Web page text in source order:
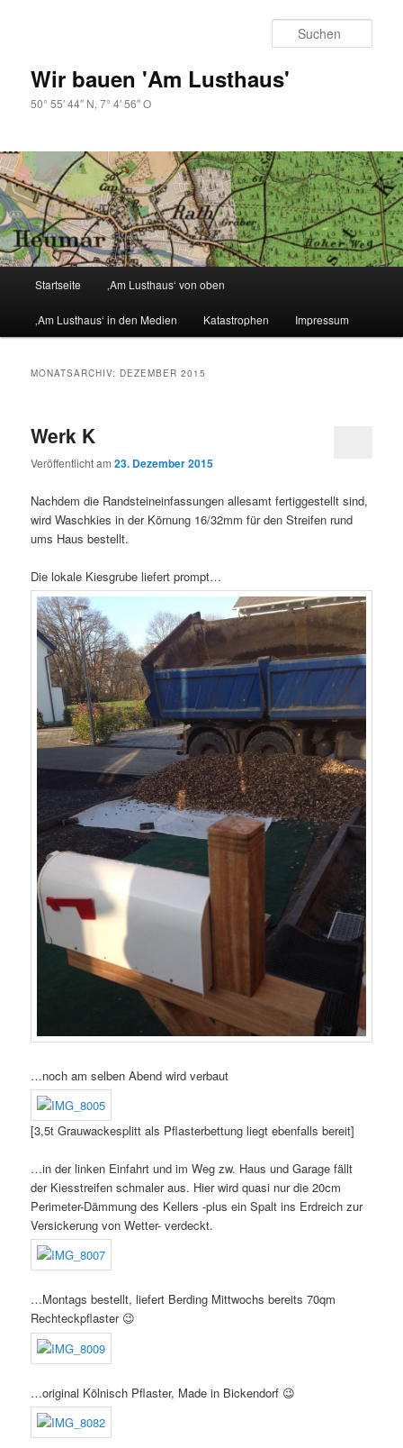
Wir bauen 'Am Lusthaus'
50° 55′ 44″ N, 7° 4′ 56″ O
Startseite ‚Am Lusthaus‘ von oben
‚Am Lusthaus‘ in den Medien Katastrophen Impressum
MONATSARCHIV: DEZEMBER 2015
Werk K
Veröffentlicht am23. Dezember 2015
Nachdem die Randsteineinfassungen allesamt fertiggestellt sind,
wird Waschkies in der Körnung 16/32mm für den Streifen rund
ums Haus bestellt.
Die lokale Kiesgrube liefert prompt…
…noch am selben Abend wird verbaut
[3,5t Grauwackesplitt als Pflasterbettung liegt ebenfalls bereit]
…in der linken Einfahrt und im Weg zw. Haus und Garage fällt
der Kiesstreifen schmaler aus. Hier wird quasi nur die 20cm
Perimeter-Dämmung des Kellers -plus ein Spalt ins Erdreich zur
Versickerung von Wetter- verdeckt.
…Montags bestellt, liefert Berding Mittwochs bereits 70qm
Rechteckpflaster 😉
…original Kölnisch Pflaster, Made in Bickendorf 😉